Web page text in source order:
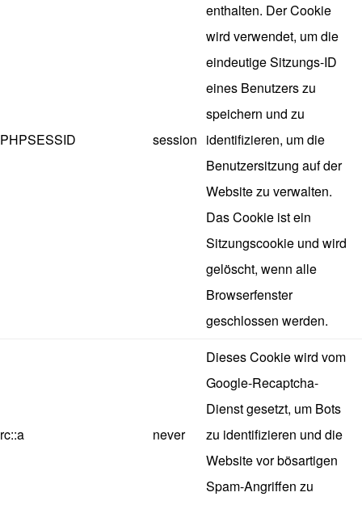
PHPSESSID session
enthalten. Der Cookie
wird verwendet, um die
eindeutige Sitzungs-ID
eines Benutzers zu
speichern und zu
identifizieren, um die
Benutzersitzung auf der
Website zu verwalten.
Das Cookie ist ein
Sitzungscookie und wird
gelöscht, wenn alle
Browserfenster
geschlossen werden.
rc::a never
Dieses Cookie wird vom
Google-Recaptcha-
Dienst gesetzt, um Bots
zu identifizieren und die
Website vor bösartigen
Spam-Angriffen zu